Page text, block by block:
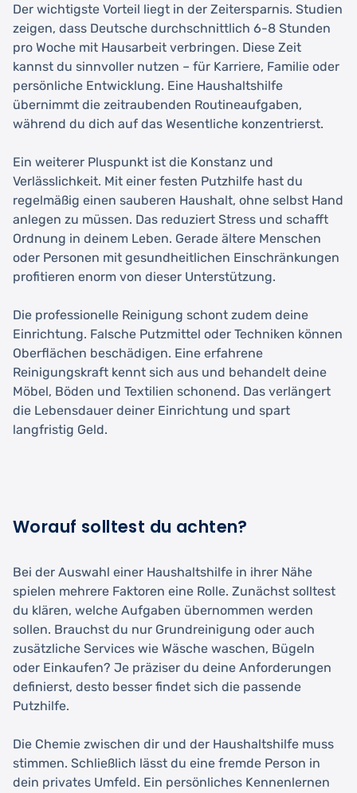
Der wichtigste Vorteil liegt in der Zeitersparnis. Studien
zeigen, dass Deutsche durchschnittlich 6-8 Stunden
pro Woche mit Hausarbeit verbringen. Diese Zeit
kannst du sinnvoller nutzen – für Karriere, Familie oder
persönliche Entwicklung. Eine Haushaltshilfe
übernimmt die zeitraubenden Routineaufgaben,
während du dich auf das Wesentliche konzentrierst.
Ein weiterer Pluspunkt ist die Konstanz und
Verlässlichkeit. Mit einer festen Putzhilfe hast du
regelmäßig einen sauberen Haushalt, ohne selbst Hand
anlegen zu müssen. Das reduziert Stress und schafft
Ordnung in deinem Leben. Gerade ältere Menschen
oder Personen mit gesundheitlichen Einschränkungen
profitieren enorm von dieser Unterstützung.
Die professionelle Reinigung schont zudem deine
Einrichtung. Falsche Putzmittel oder Techniken können
Oberflächen beschädigen. Eine erfahrene
Reinigungskraft kennt sich aus und behandelt deine
Möbel, Böden und Textilien schonend. Das verlängert
die Lebensdauer deiner Einrichtung und spart
langfristig Geld.
Worauf solltest du achten?
Bei der Auswahl einer Haushaltshilfe in ihrer Nähe
spielen mehrere Faktoren eine Rolle. Zunächst solltest
du klären, welche Aufgaben übernommen werden
sollen. Brauchst du nur Grundreinigung oder auch
zusätzliche Services wie Wäsche waschen, Bügeln
oder Einkaufen? Je präziser du deine Anforderungen
definierst, desto besser findet sich die passende
Putzhilfe.
Die Chemie zwischen dir und der Haushaltshilfe muss
stimmen. Schließlich lässt du eine fremde Person in
dein privates Umfeld. Ein persönliches Kennenlernen